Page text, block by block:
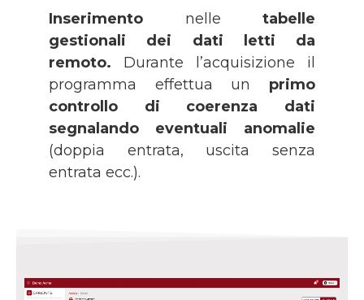
Inserimento nelle tabelle
gestionali dei dati letti da
remoto. Durante l’acquisizione il
programma effettua un primo
controllo di coerenza dati
segnalando eventuali anomalie
(doppia entrata, uscita senza
entrata ecc.).